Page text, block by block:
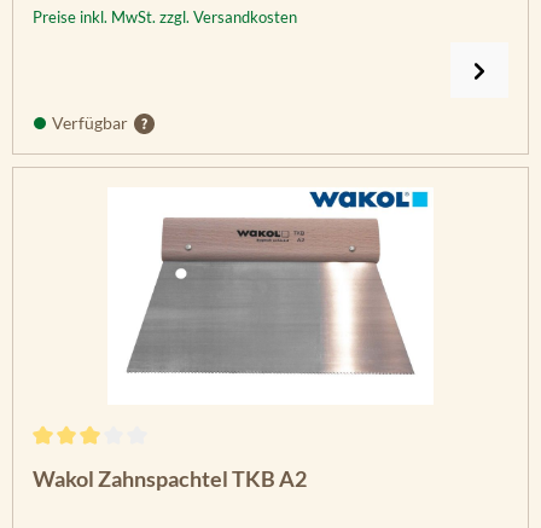
Preise inkl. MwSt. zzgl. Versandkosten
Verfügbar
Wakol Zahnspachtel TKB A2